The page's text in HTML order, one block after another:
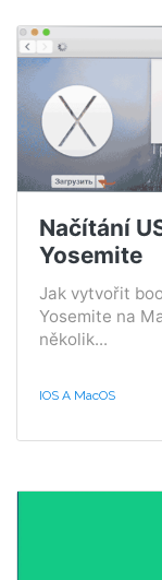
Načítání
Yosemite
Jak vytvořit
Yosemite na
několik...
IOS A MacOS